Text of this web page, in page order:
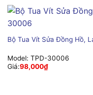
Bộ Tua Vít Sửa Đồng Hồ,
Model: TPD-30006
Giá:98,000₫